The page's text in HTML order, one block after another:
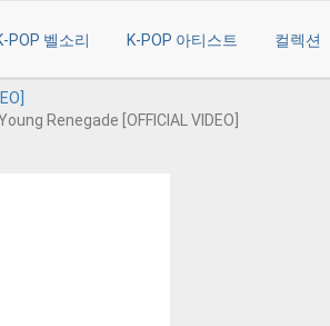
POP 벨소리 K-POP 아티스트 컬렉션
Renegade [OFFICIAL VIDEO]